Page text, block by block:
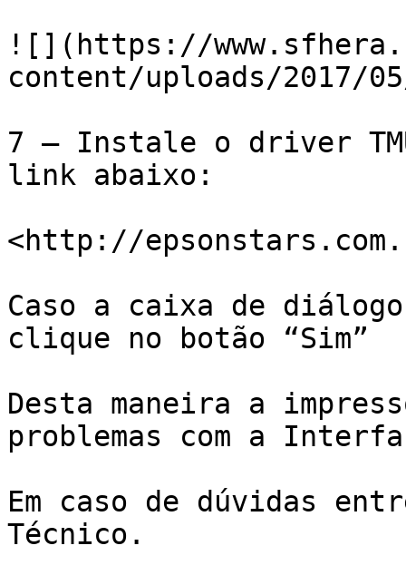
![](https://
content/uploads/2017/
7 – Instale o driver
link abaixo:
<http://
Caso a caixa de
clique no botão “Sim”
Desta maneira a
problemas com a
Em caso de dúvidas